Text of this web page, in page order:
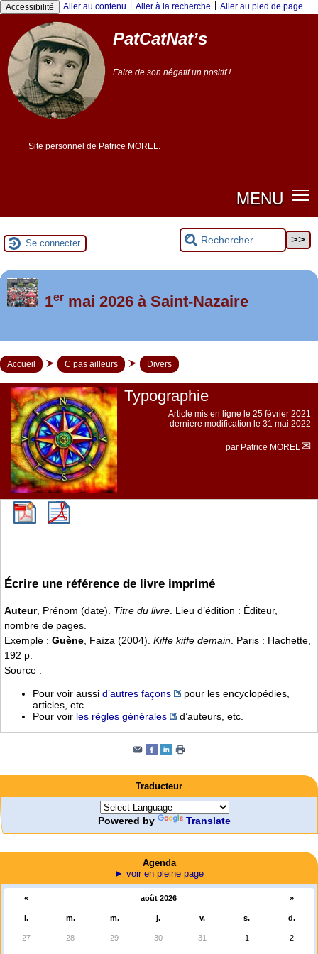
Panneau de gestion des cookies
Accessibilité Aller au contenu Aller à la recherche Aller au pied de page
PatCatNat’s
Faire de son négatif un positif !
Site personnel de Patrice MOREL.
MENU
Se connecter
Foutez-nous la paix !
1ermai 2026 à Saint-Nazaire
Accueil C pas ailleurs Divers
Typographie
Article mis en ligne le 25 février 2021
dernière modification le 31 mai 2022
par Patrice MOREL
Écrire une référence de livre imprimé
Auteur, Prénom (date). Titre du livre . Lieu d’édition : Éditeur,
nombre de pages.
Exemple : Guène , Faïza (2004). Kiffe kiffe demain . Paris : Hachette,
192 p.
Source :
Pour voir aussi d’autres façons
pour les encyclopédies,
articles, etc.
Pour voir les règles générales d’auteurs, etc.
Traducteur
Powered by Translate
Agenda
► voir en pleine page
« août 2026 »
l. m. m. j. v. s. d.
27 28 29 30 31 1 2